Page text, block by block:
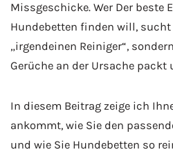
Missgeschicke. Wer Der beste
Hundebetten finden will,
„irgendeinen Reiniger“,
Gerüche an der Ursache
In diesem Beitrag zeige ich
ankommt, wie Sie den
und wie Sie Hundebetten so